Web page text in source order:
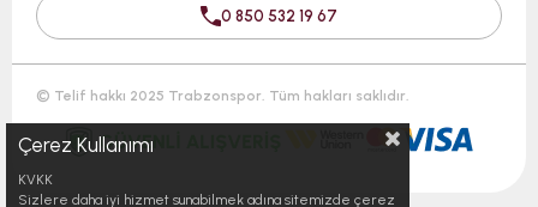
0 850 532 19 67
© Telif hakkı 2025 Trabzonspor. Tüm hakları saklıdır.
Çerez Kullanımı
KVKK
Sizlere daha iyi hizmet sunabilmek adına sitemizde çerez